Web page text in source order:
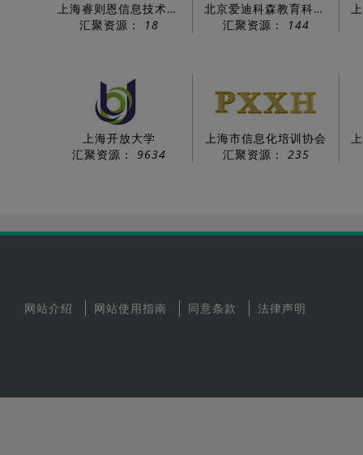
上海睿则恩信息技术有限公司
汇聚资源：
18
北京爱迪科森教育科技股份有限公司
汇聚资源：
144
上海开放大学
汇聚资源： 9634
上海市信息化培训协会
汇聚资源： 235
网站介绍 网站使用指南 同意条款 法律声明